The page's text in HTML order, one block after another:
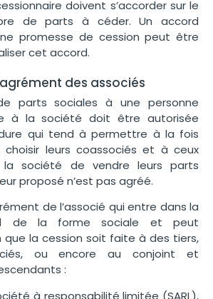
doivent s’accorder sur le
de parts à céder. Un accord
promesse de cession peut être
cet accord.
des associés
parts sociales à une personne
à la société doit être autorisée
qui tend à permettre à la fois
choisir leurs coassociés et à ceux
société de vendre leurs parts
proposé n’est pas agréé.
de l’associé qui entre dans la
de la forme sociale et peut
que la cession soit faite à des tiers,
ou encore au conjoint et
:
à responsabilité limitée (SARL),